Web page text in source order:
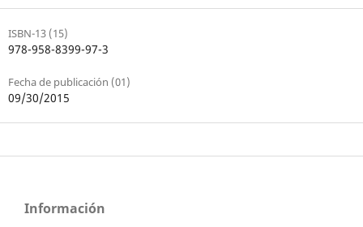
ISBN-13 (15)
978-958-8399-97-3
Fecha de publicación (01)
09/30/2015
Información